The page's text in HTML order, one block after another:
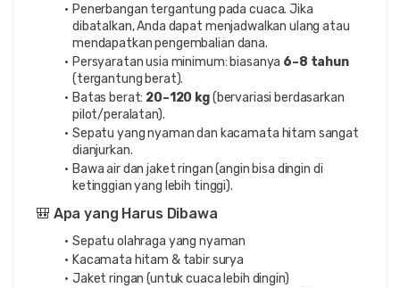
Penerbangan tergantung pada cuaca. Jika
dibatalkan, Anda dapat menjadwalkan ulang atau
mendapatkan pengembalian dana.
Persyaratan usia minimum: biasanya 6–8 tahun
(tergantung berat).
Batas berat: 20–120 kg (bervariasi berdasarkan
pilot/peralatan).
Sepatu yang nyaman dan kacamata hitam sangat
dianjurkan.
Bawa air dan jaket ringan (angin bisa dingin di
ketinggian yang lebih tinggi).
🎒 Apa yang Harus Dibawa
Sepatu olahraga yang nyaman
Kacamata hitam & tabir surya
Jaket ringan (untuk cuaca lebih dingin)